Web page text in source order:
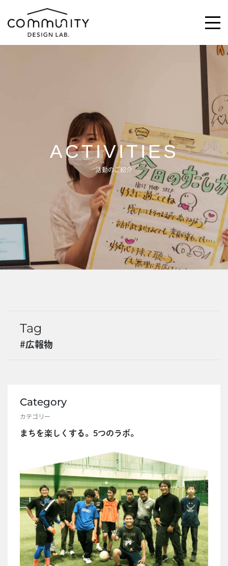
ABOUT
ACTIVITIES
MAGAZINE
NEWS
EVENTS
ACTIVITIES
活動のご紹介
Tag
#広報物
Category
カテゴリー
まちを楽しくする。5つのラボ。